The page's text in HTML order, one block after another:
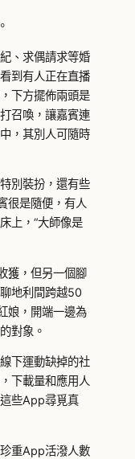
、求偶請求等婚
到有人正在直播
下方擺佈兩頭是
召喚，讓嘉賓連
，其別人可隨時
別裝扮，還有些
很是隨便，有人
上，“大師像是
獲，但另一個腳
地利間跨越50
娘，開端一邊為
對象。
下運動缺掉的社
下載量和應用人
些App尋覓真
重App活潑人數